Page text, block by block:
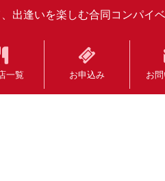
出逢いを楽しむ合同コンパイ
一覧 お申込み お